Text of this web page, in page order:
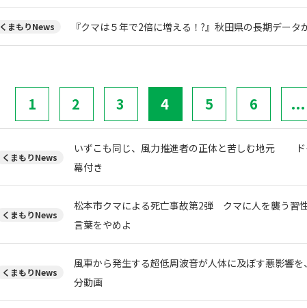
くまもりNews 『クマは５年で2倍に増える！?』秋田県の長期デー
1 2 3 4 5 6 ...
くまもりNews
いずこも同じ、風力推進者の正体と苦しむ地元
幕付き
くまもりNews
松本市クマによる死亡事故第2弾 クマに人を襲う習
言葉をやめよ
くまもりNews
風車から発生する超低周波音が人体に及ぼす悪影響
分動画